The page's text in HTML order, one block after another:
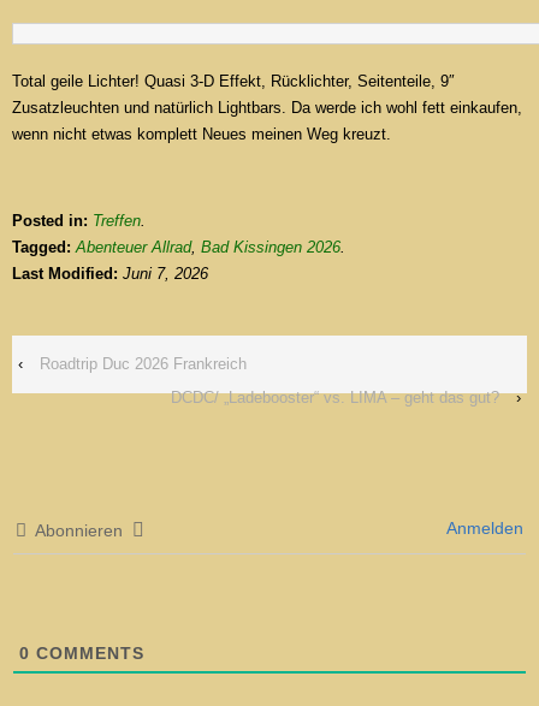
Total geile Lichter! Quasi 3-D Effekt, Rücklichter, Seitenteile, 9″
Zusatzleuchten und natürlich Lightbars. Da werde ich wohl fett einkaufen,
wenn nicht etwas komplett Neues meinen Weg kreuzt.
Posted in: Treffen.
Tagged:Abenteuer Allrad, Bad Kissingen 2026.
Last Modified: Juni 7, 2026
‹
Roadtrip Duc 2026 Frankreich
DCDC/ „Ladebooster“ vs. LIMA – geht das gut?
›
Abonnieren Anmelden
0 COMMENTS